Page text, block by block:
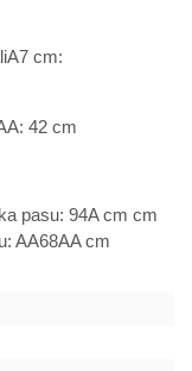
cm:
42 cm
pasu: 94A cm cm
AA68AA cm